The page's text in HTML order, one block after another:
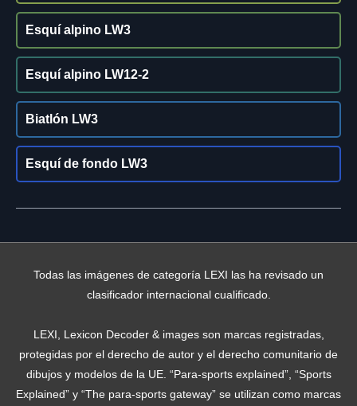
Esquí alpino LW3
Esquí alpino LW12-2
Biatlón LW3
Esquí de fondo LW3
Todas las imágenes de categoría LEXI las ha revisado un
clasificador internacional cualificado.
LEXI, Lexicon Decoder & images son marcas registradas,
protegidas por el derecho de autor y el derecho comunitario de
dibujos y modelos de la UE. “Para-sports explained”, “Sports
Explained” y “The para-sports gateway” se utilizan como marcas